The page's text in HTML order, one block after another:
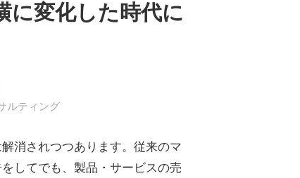
に変化した時代に
ルティング
消されつつあります。従来のマ
してでも、製品・サービスの売